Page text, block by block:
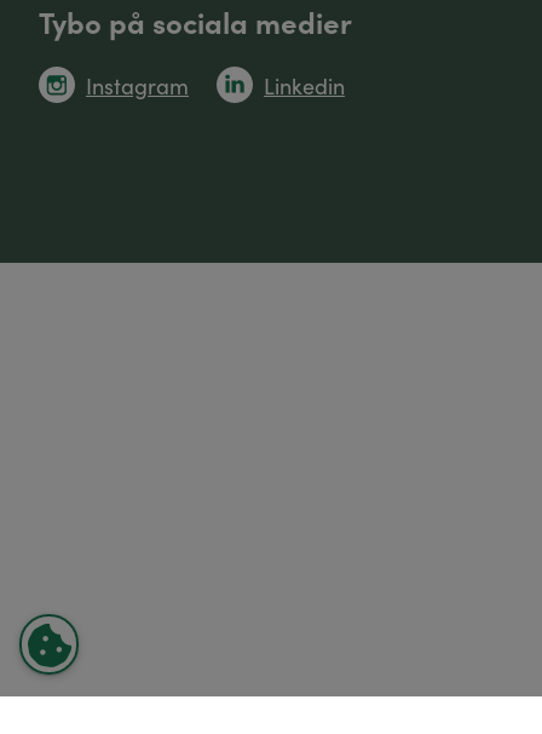
Tybo på sociala medier
Instagram Linkedin